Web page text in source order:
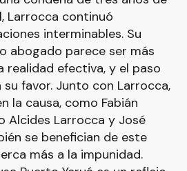
Larrocca continuó
interminables. Su
abogado parece ser más
realidad efectiva, y el paso
favor. Junto con Larrocca,
la causa, como Fabián
Alcides Larrocca y José
se benefician de este
más a la impunidad.